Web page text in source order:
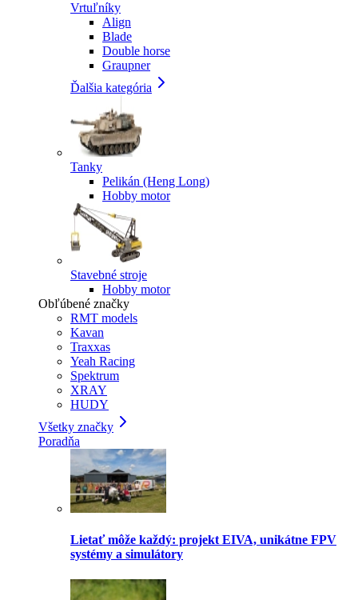
Vrtuľníky
Align
Blade
Double horse
Graupner
Ďalšia kategória
Tanky
Pelikán (Heng Long)
Hobby motor
Stavebné stroje
Hobby motor
Obľúbené značky
RMT models
Kavan
Traxxas
Yeah Racing
Spektrum
XRAY
HUDY
Všetky značky
Poradňa
Lietať môže každý: projekt EIVA, unikátne FPV
systémy a simulátory